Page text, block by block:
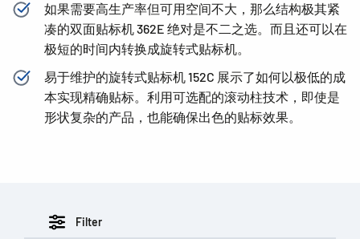
如果需要高生产率但可用空间不大，那么结构极其紧
凑的双面贴标机 362E 绝对是不二之选。而且还可以在
极短的时间内转换成旋转式贴标机。
易于维护的旋转式贴标机 152C 展示了如何以极低的成
本实现精确贴标。利用可选配的滚动柱技术，即使是
形状复杂的产品，也能确保出色的贴标效果。
Filter